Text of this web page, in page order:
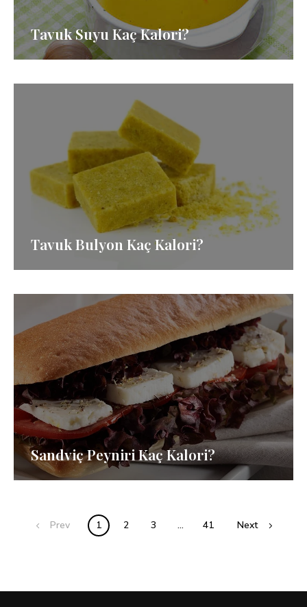
Tavuk Suyu Kaç Kalori?
Tavuk Bulyon Kaç Kalori?
Sandviç Peyniri Kaç Kalori?
PostsPrev 1 2 3 … 41 Next